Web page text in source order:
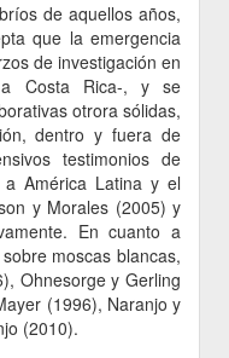
de aquellos años,
que la emergencia
de investigación en
a Costa Rica-, y se
otrora sólidas,
dentro y fuera de
testimonios de
América Latina y el
y Morales (2005) y
En cuanto a
moscas blancas,
Ohnesorge y Gerling
(1996), Naranjo y
(2010).